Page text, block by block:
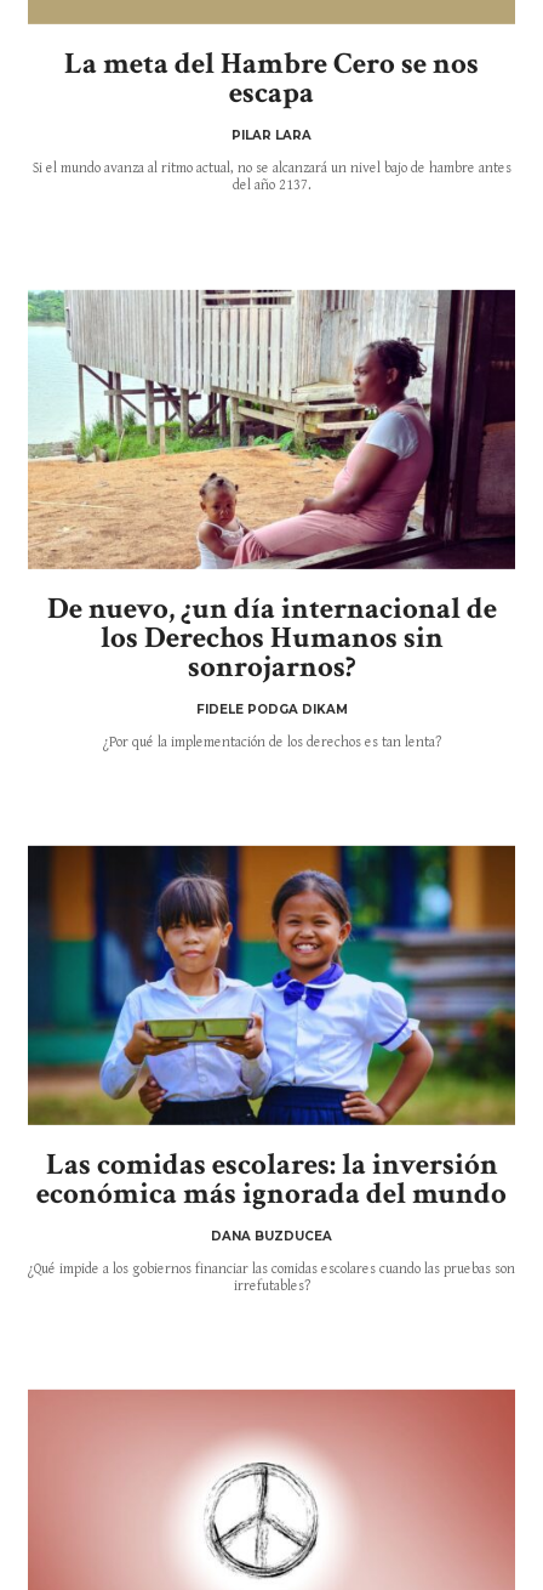
La meta del Hambre Cero se nos
escapa
PILAR LARA
Si el mundo avanza al ritmo actual, no se alcanzará un nivel bajo de hambre antes
del año 2137.
De nuevo, ¿un día internacional de
los Derechos Humanos sin
sonrojarnos?
FIDELE PODGA DIKAM
¿Por qué la implementación de los derechos es tan lenta?
Las comidas escolares: la inversión
económica más ignorada del mundo
DANA BUZDUCEA
¿Qué impide a los gobiernos financiar las comidas escolares cuando las pruebas son
irrefutables?